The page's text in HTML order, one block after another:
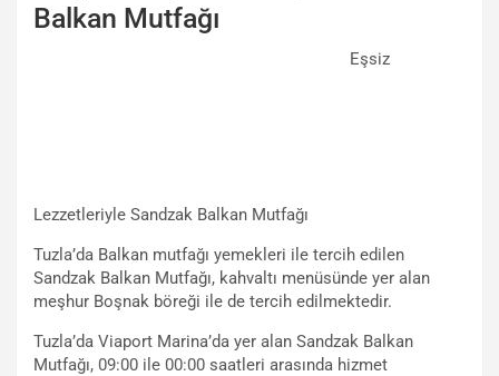
Balkan Mutfağı
Eşsiz
Lezzetleriyle Sandzak Balkan Mutfağı
Tuzla’da Balkan mutfağı yemekleri ile tercih edilen
Sandzak Balkan Mutfağı, kahvaltı menüsünde yer alan
meşhur Boşnak böreği ile de tercih edilmektedir.
Tuzla’da Viaport Marina’da yer alan Sandzak Balkan
Mutfağı, 09:00 ile 00:00 saatleri arasında hizmet